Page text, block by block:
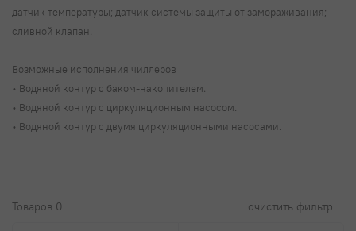
датчик температуры; датчик системы защиты от замораживания;
сливной клапан.
Возможные исполнения чиллеров
• Водяной контур с баком-накопителем.
• Водяной контур с циркуляционным насосом.
• Водяной контур с двумя циркуляционными насосами.
Товаров 0 очистить фильтр